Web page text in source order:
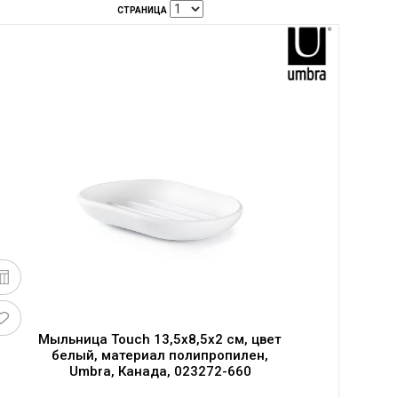
СТРАНИЦА
Мыльница Touch 13,5х8,5х2 см, цвет
белый, материал полипропилен,
Umbra, Канада, 023272-660